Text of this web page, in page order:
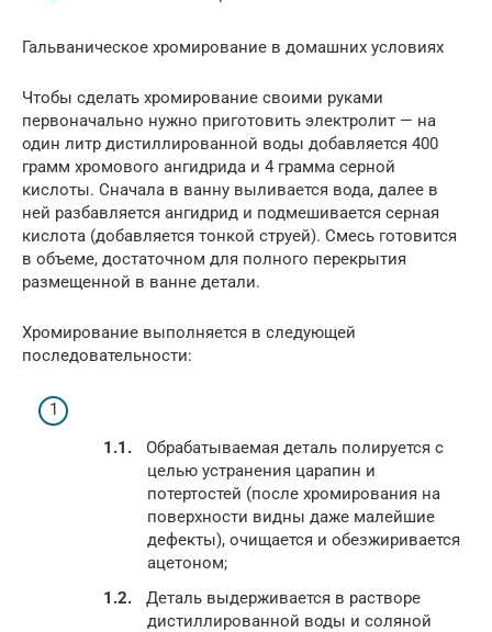
Гальваническое хромирование в домашних условиях
Чтобы сделать хромирование своими руками
первоначально нужно приготовить электролит — на
один литр дистиллированной воды добавляется 400
грамм хромового ангидрида и 4 грамма серной
кислоты. Сначала в ванну выливается вода, далее в
ней разбавляется ангидрид и подмешивается серная
кислота (добавляется тонкой струей). Смесь готовится
в объеме, достаточном для полного перекрытия
размещенной в ванне детали.
Хромирование выполняется в следующей
последовательности:
Обрабатываемая деталь полируется с
целью устранения царапин и
потертостей (после хромирования на
поверхности видны даже малейшие
дефекты), очищается и обезжиривается
ацетоном;
Деталь выдерживается в растворе
дистиллированной воды и соляной